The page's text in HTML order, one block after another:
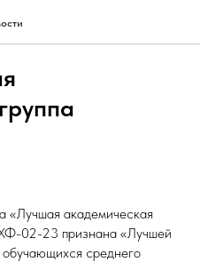
«Лучшая академическая
ХФ-02-23 признана «Лучшей
среднего